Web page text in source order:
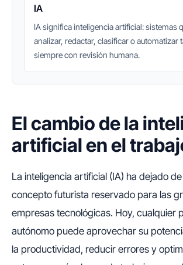
IA
IA significa inteligencia artificial: sistemas
analizar, redactar, clasificar o automatizar
siempre con revisión humana.
El cambio de la
artificial en el
La inteligencia artificial (IA) ha dejado
concepto futurista reservado para las
empresas tecnológicas. Hoy, cualquier
autónomo puede aprovechar su
la productividad, reducir errores y